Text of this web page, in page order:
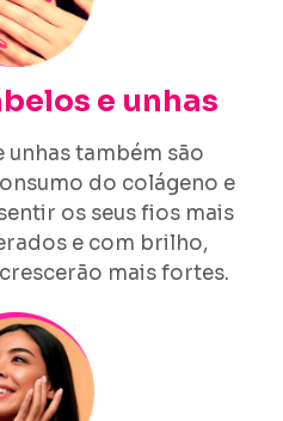
e unhas
unhas também são
do colágeno e
os seus fios mais
e com brilho,
mais fortes.